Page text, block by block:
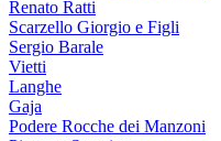
Renato Ratti
Scarzello Giorgio e Figli
Sergio Barale
Vietti
Langhe
Gaja
Podere Rocche dei Manzoni